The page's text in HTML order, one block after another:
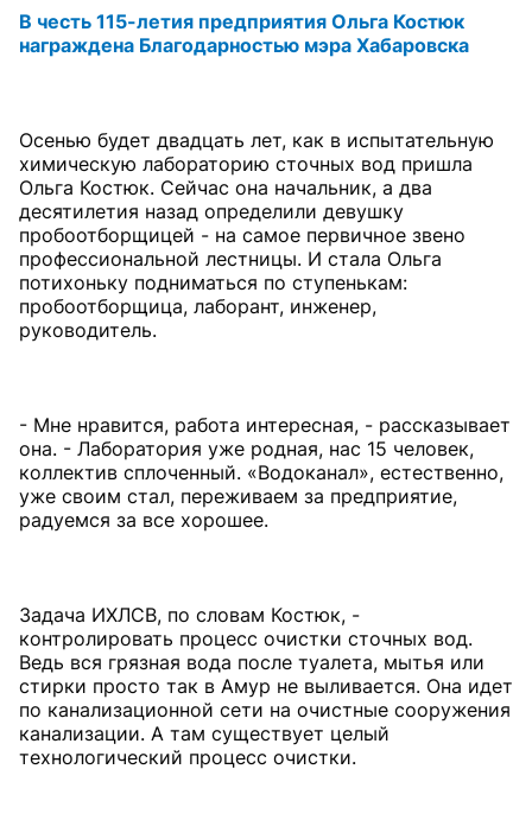
В честь 115-летия предприятия Ольга Костюк
награждена Благодарностью мэра Хабаровска
Осенью будет двадцать лет, как в испытательную
химическую лабораторию сточных вод пришла
Ольга Костюк. Сейчас она начальник, а два
десятилетия назад определили девушку
пробоотборщицей - на самое первичное звено
профессиональной лестницы. И стала Ольга
потихоньку подниматься по ступенькам:
пробоотборщица, лаборант, инженер,
руководитель.
- Мне нравится, работа интересная, - рассказывает
она. - Лаборатория уже родная, нас 15 человек,
коллектив сплоченный. «Водоканал», естественно,
уже своим стал, переживаем за предприятие,
радуемся за все хорошее.
Задача ИХЛСВ, по словам Костюк, -
контролировать процесс очистки сточных вод.
Ведь вся грязная вода после туалета, мытья или
стирки просто так в Амур не выливается. Она идет
по канализационной сети на очистные сооружения
канализации. А там существует целый
технологический процесс очистки.